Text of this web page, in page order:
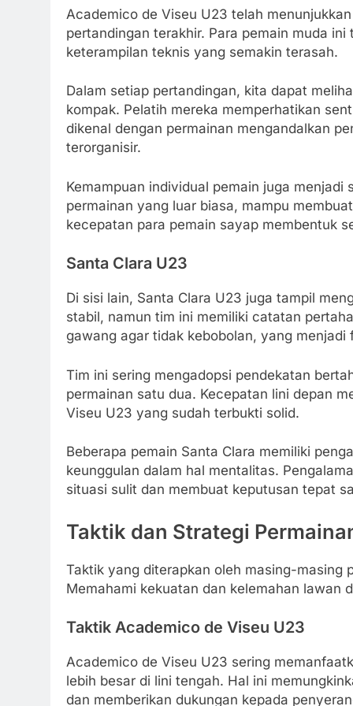
Academico de Viseu U23 telah
pertandingan terakhir. Para pemain muda
keterampilan teknis yang semakin terasah.
Dalam setiap pertandingan, kita dapat
kompak. Pelatih mereka memperhatikan
dikenal dengan permainan mengandalkan
terorganisir.
Kemampuan individual pemain juga
permainan yang luar biasa, mampu
kecepatan para pemain sayap membentuk
Santa Clara U23
Di sisi lain, Santa Clara U23 juga tampil
stabil, namun tim ini memiliki catatan
gawang agar tidak kebobolan, yang
Tim ini sering mengadopsi pendekatan
permainan satu dua. Kecepatan lini depan
Viseu U23 yang sudah terbukti solid.
Beberapa pemain Santa Clara memiliki
keunggulan dalam hal mentalitas.
situasi sulit dan membuat keputusan tepat
Taktik dan Strategi
Taktik yang diterapkan oleh masing-masing
Memahami kekuatan dan kelemahan lawan
Taktik Academico de Viseu U23
Academico de Viseu U23 sering
lebih besar di lini tengah. Hal ini
dan memberikan dukungan kepada